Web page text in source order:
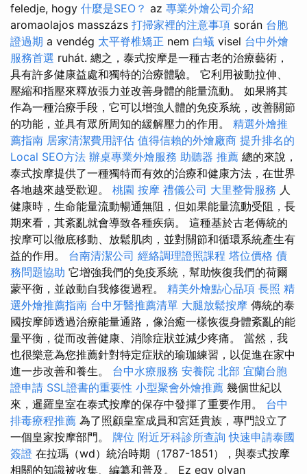
feledje, hogy 什麼是SEO？ az 專業外燴公司介紹
aromaolajos masszázs 打掃家裡的注意事項 során 台胞
證過期 a vendég 太平脊椎矯正 nem 白蟻 visel 台中外燴
服務首選 ruhát. 總之，泰式按摩是一種古老的治療藝術，
具有許多健康益處和獨特的治療體驗。 它利用被動拉伸、
壓縮和指壓來釋放張力並改善身體的能量流動。 如果將其
作為一種治療手段，它可以增強人體的免疫系統，改善關節
的功能，並具有眾所周知的緩解壓力的作用。 精選外燴推
薦指南 居家清潔費用評估 值得信賴的外燴廠商 提升排名的
Local SEO方法 辦桌專業外燴服務 助聽器 推薦 總的來說，
泰式按摩提供了一種獨特而有效的治療和健康方法，在世界
各地越來越受歡迎。 桃園 按摩 禮儀公司 大里整骨服務 人
健康時，生命能量流動暢通無阻，但如果能量流動受阻，長
期來看，其紊亂就會導致各種疾病。 這種基於古老傳統的
按摩可以徹底移動、放鬆肌肉，並對關節和循環系統產生有
益的作用。 台南清潔公司 經絡調理證照課程 塔位價格 債
務問題協助 它增強我們的免疫系統，幫助恢復我們的荷爾
蒙平衡，並啟動自我修復過程。 精美外燴點心品項 長照 精
選外燴推薦指南 台中牙醫推薦清單 大腿放鬆按摩 傳統的泰
國按摩師透過治療能量通路，像治癒一樣恢復身體紊亂的能
量平衡，從而改善健康、消除症狀並減少疼痛。 當然，我
也很樂意為您推薦針對特定症狀的瑜珈練習，以促進在家中
進一步改善和養生。 台中水療服務 安養院 北部 宜蘭台胞
證申請 SSL證書的重要性 小型聚會外燴推薦 幾個世紀以
來，暹羅皇室在泰式按摩的保存中發揮了重要作用。 台中
排毒療程推薦 為了照顧皇室成員和宮廷貴族，專門設立了
一個皇家按摩部門。 牌位 附近牙科診所查詢 快速申請泰國
簽證 在拉瑪（wd）統治時期（1787-1851），與泰式按摩
相關的知識被收集、編纂和普及。 Ez egy olyan